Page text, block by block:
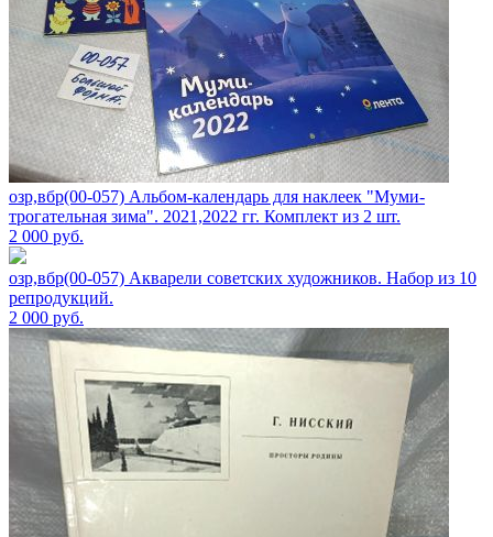
озр,вбр(00-057) Альбом-календарь для наклеек "Муми-
трогательная зима". 2021,2022 гг. Комплект из 2 шт.
2 000 руб.
озр,вбр(00-057) Акварели советских художников. Набор из 10
репродукций.
2 000 руб.